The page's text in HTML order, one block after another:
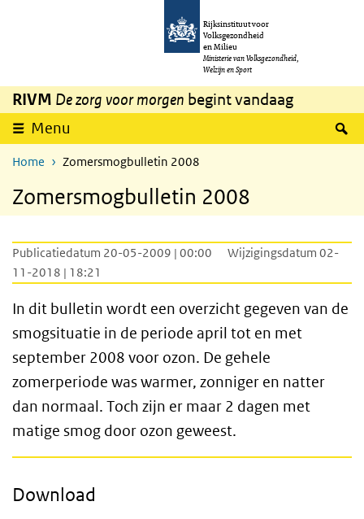
Overslaan en naar de inhoud gaan
Rijksinstituut voor
Volksgezondheid
en Milieu
Ministerie van Volksgezondheid,
Welzijn en Sport
RIVM De zorg voor morgen begint vandaag
Menu
Home Zomersmogbulletin 2008
Zomersmogbulletin 2008
Publicatiedatum 20-05-2009 | 00:00
Wijzigingsdatum 02-
11-2018 | 18:21
In dit bulletin wordt een overzicht gegeven van de
smogsituatie in de periode april tot en met
september 2008 voor ozon. De gehele
zomerperiode was warmer, zonniger en natter
dan normaal. Toch zijn er maar 2 dagen met
matige smog door ozon geweest.
Download